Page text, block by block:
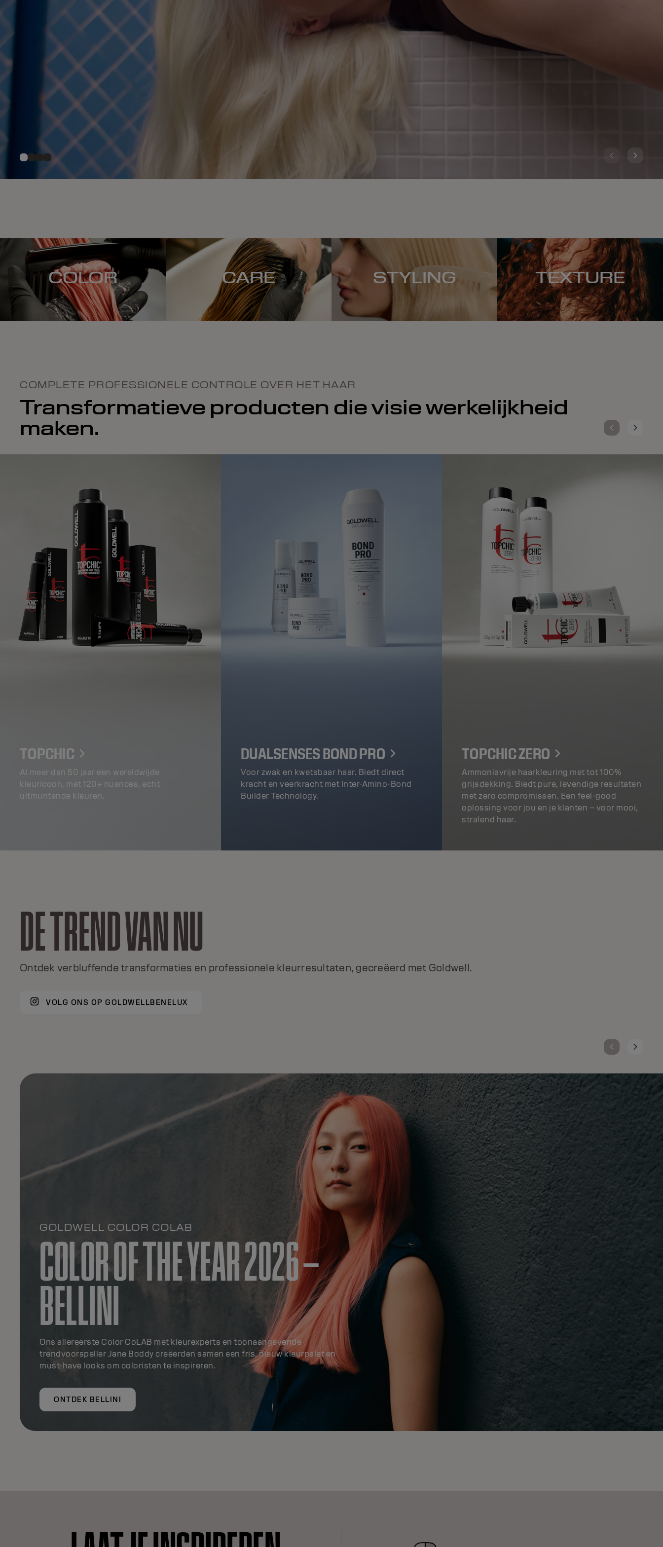
COLOR CARE STYLING TEXTURE
COMPLETE PROFESSIONELE CONTROLE OVER HET HAAR
Transformatieve producten die visie werkelijkheid
maken.
TOPCHIC
Al meer dan 50 jaar een wereldwijde
kleuricoon, met 120+ nuances, echt
uitmuntende kleuren.
TOPCHIC
Al meer dan 50 jaar een wereldwijde
kleuricoon, met 120+ nuances, echt
uitmuntende kleuren.
DUALSENSES BOND PRO
Voor zwak en kwetsbaar haar. Biedt direct
kracht en veerkracht met Inter-Amino-Bond
Builder Technology.
kracht en veerkracht met Inter-Amino-Bond
Builder Technology.
TOPCHIC ZERO
Ammoniavrije haarkleuring met tot 100%
grijsdekking. Biedt pure, levendige resultaten
met zero compromissen. Een feel-good
oplossing voor jou en je klanten – voor mooi,
stralend haar.
grijsdekking. Biedt pure, levendige resultaten
met zero compromissen. Een feel-good
DE TREND VAN NU
Ontdek verbluffende transformaties en professionele kleurresultaten, gecreëerd met Goldwell.
VOLG ONS OP GOLDWELLBENELUX
GOLDWELL COLOR COLAB
COLOR OF THE YEAR 2026 –
BELLINI
Ons allereerste Color CoLAB met kleurexperts en toonaangevende
trendvoorspeller Jane Boddy creëerden samen een fris, nieuw kleurpalet en
must-have looks om coloristen te inspireren.
ONTDEK BELLINI